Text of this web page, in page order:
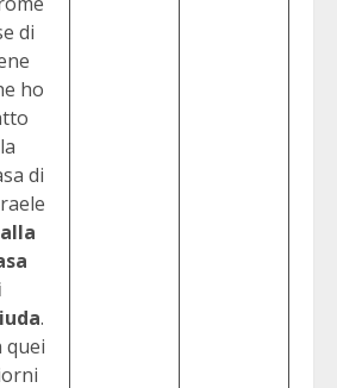
di
ho
di
alla
.
quei